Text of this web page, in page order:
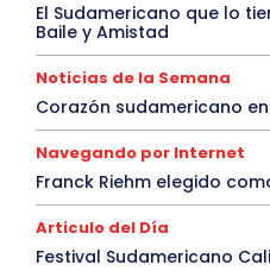
El Sudamericano que lo
Baile y Amistad
Noticias de la Semana
Corazón sudamericano
Navegando por Internet
Franck Riehm elegido
Articulo del Día
Festival Sudamericano